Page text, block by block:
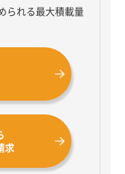
られる最大積載量
求